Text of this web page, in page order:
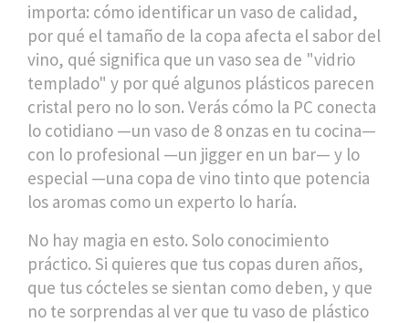
importa: cómo identificar un vaso de calidad,
por qué el tamaño de la copa afecta el sabor del
vino, qué significa que un vaso sea de "vidrio
templado" y por qué algunos plásticos parecen
cristal pero no lo son. Verás cómo la PC conecta
lo cotidiano —un vaso de 8 onzas en tu cocina—
con lo profesional —un jigger en un bar— y lo
especial —una copa de vino tinto que potencia
los aromas como un experto lo haría.
No hay magia en esto. Solo conocimiento
práctico. Si quieres que tus copas duren años,
que tus cócteles se sientan como deben, y que
no te sorprendas al ver que tu vaso de plástico